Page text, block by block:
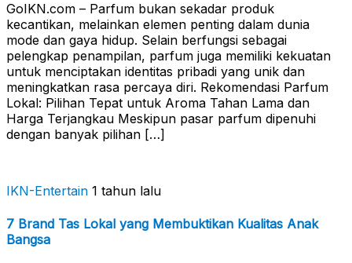
GoIKN.com – Parfum bukan sekadar produk
kecantikan, melainkan elemen penting dalam dunia
mode dan gaya hidup. Selain berfungsi sebagai
pelengkap penampilan, parfum juga memiliki kekuatan
untuk menciptakan identitas pribadi yang unik dan
meningkatkan rasa percaya diri. Rekomendasi Parfum
Lokal: Pilihan Tepat untuk Aroma Tahan Lama dan
Harga Terjangkau Meskipun pasar parfum dipenuhi
dengan banyak pilihan […]
IKN-Entertain 1 tahun lalu
7 Brand Tas Lokal yang Membuktikan Kualitas Anak
Bangsa